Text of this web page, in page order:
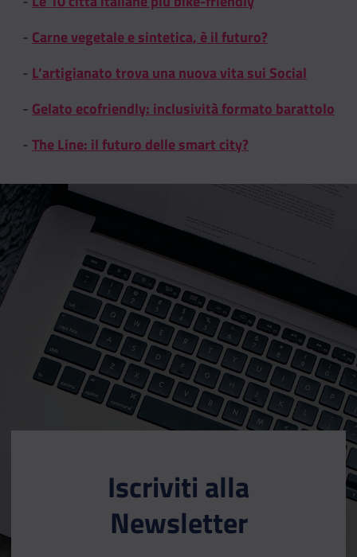
- Carne vegetale e sintetica, è il futuro?
- L’artigianato trova una nuova vita sui Social
- Gelato ecofriendly: inclusività formato barattolo
-The Line: il futuro delle smart city?
Iscriviti alla
Newsletter